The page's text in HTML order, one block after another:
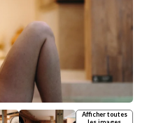
Afficher toutes